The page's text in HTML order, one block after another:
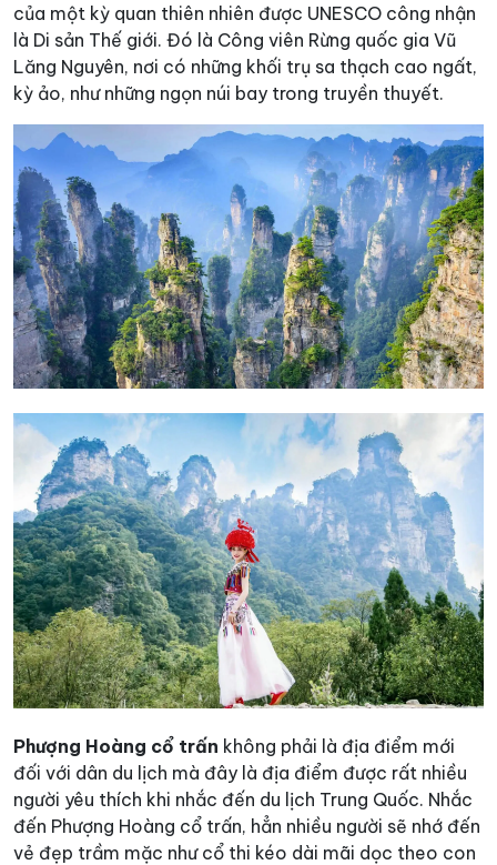
của một kỳ quan thiên nhiên được UNESCO công nhận
là Di sản Thế giới. Đó là Công viên Rừng quốc gia Vũ
Lăng Nguyên, nơi có những khối trụ sa thạch cao ngất,
kỳ ảo, như những ngọn núi bay trong truyền thuyết.
Phượng Hoàng cổ trấn không phải là địa điểm mới
đối với dân du lịch mà đây là địa điểm được rất nhiều
người yêu thích khi nhắc đến du lịch Trung Quốc. Nhắc
đến Phượng Hoàng cổ trấn, hẳn nhiều người sẽ nhớ đến
vẻ đẹp trầm mặc như cổ thi kéo dài mãi dọc theo con